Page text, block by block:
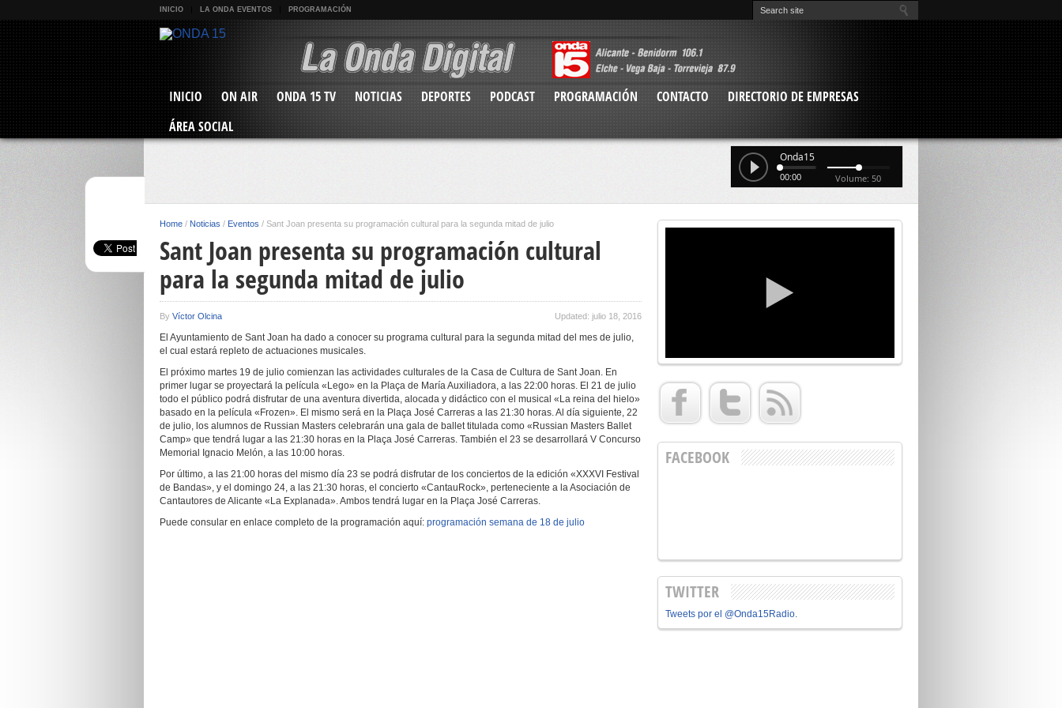
INICIO LA ONDA EVENTOS PROGRAMACIÓN
INICIO ON AIR ONDA 15 TV NOTICIAS DEPORTES PODCAST PROGRAMACIÓN CONTACTO
DIRECTORIO DE EMPRESAS
ÁREA SOCIAL
Onda15
00:00 Volume: 50
Home / Noticias / Eventos / Sant Joan presenta su programación cultural para la segunda mitad de julio
Sant Joan presenta su programación cultural
para la segunda mitad de julio
By Víctor Olcina Updated: julio 18, 2016
El Ayuntamiento de Sant Joan ha dado a conocer su programa cultural para la segunda mitad del mes de julio,
el cual estará repleto de actuaciones musicales.
El próximo martes 19 de julio comienzan las actividades culturales de la Casa de Cultura de Sant Joan. En
primer lugar se proyectará la película «Lego» en la Plaça de María Auxiliadora, a las 22:00 horas. El 21 de julio
todo el público podrá disfrutar de una aventura divertida, alocada y didáctico con el musical «La reina del hielo»
basado en la película «Frozen». El mismo será en la Plaça José Carreras a las 21:30 horas. Al día siguiente, 22
de julio, los alumnos de Russian Masters celebrarán una gala de ballet titulada como «Russian Masters Ballet
Camp» que tendrá lugar a las 21:30 horas en la Plaça José Carreras. También el 23 se desarrollará V Concurso
Memorial Ignacio Melón, a las 10:00 horas.
Por último, a las 21:00 horas del mismo día 23 se podrá disfrutar de los conciertos de la edición «XXXVI Festival
de Bandas», y el domingo 24, a las 21:30 horas, el concierto «CantauRock», perteneciente a la Asociación de
Cantautores de Alicante «La Explanada». Ambos tendrá lugar en la Plaça José Carreras.
Puede consular en enlace completo de la programación aquí: programación semana de 18 de julio
FACEBOOK
TWITTER
Tweets por el @Onda15Radio.